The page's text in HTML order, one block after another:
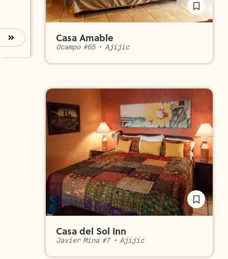
Casa Amable
Ocampo #65• Ajijic
Casa del Sol Inn
Javier Mina #7• Ajijic